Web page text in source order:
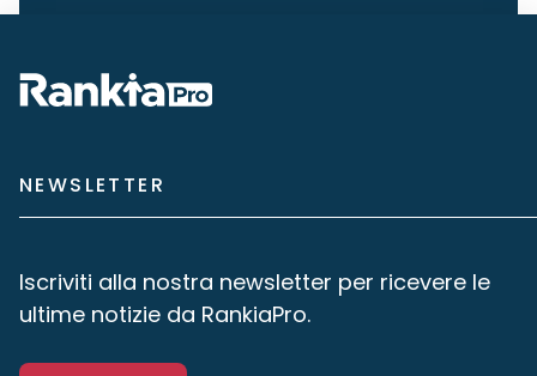
NEWSLETTER
Iscriviti alla nostra newsletter per ricevere le
ultime notizie da RankiaPro.